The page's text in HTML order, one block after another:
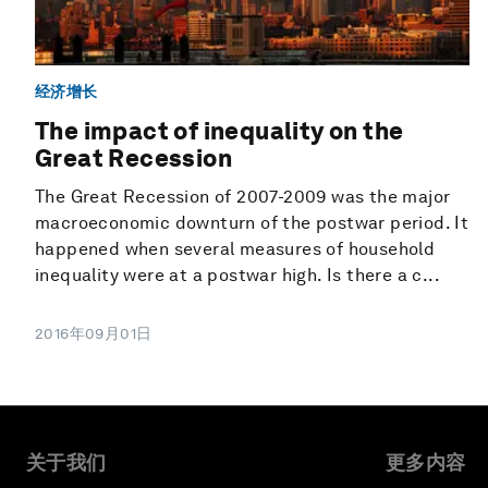
经济增长
The impact of inequality on the
Great Recession
The Great Recession of 2007-2009 was the major
macroeconomic downturn of the postwar period. It
happened when several measures of household
inequality were at a postwar high. Is there a c...
2016年09月01日
关于我们 更多内容